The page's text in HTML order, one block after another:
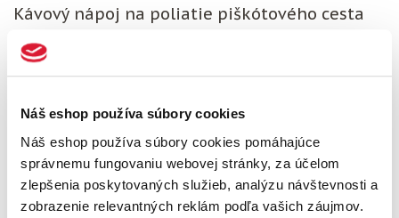
Náš eshop používa súbory cookies
Náš eshop používa súbory cookies pomáhajúce
správnemu fungovaniu webovej stránky, za účelom
zlepšenia poskytovaných služieb, analýzu návštevnosti a
zobrazenie relevantných reklám podľa vašich záujmov.
Kávový nápoj na poliatie piškótového cesta
Na kávový koláč ešte potrebujeme uvarenú
Pripravíme si približne 3 dcl nápoja, ktorý zmiešame s 1 dcl
Amaretta alebo rumu. Množstvo alkoholu prispôsobte
Horkú čokoládu roztopíme vo vodnom kúpeli. Do nej
pridáme maslo a miešame, až kým nie jepoleva hladká
a lesklá